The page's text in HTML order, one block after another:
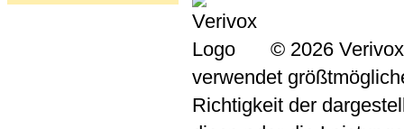
© 2026
verwendet
Richtigkeit der